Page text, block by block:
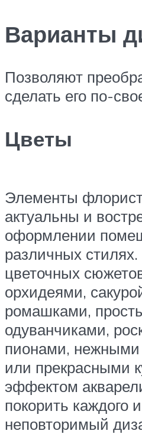
Варианты
Позволяют
сделать его по-
Цветы
Элементы
актуальны и
оформлении
различных
цветочных
орхидеями,
ромашками,
одуванчиками,
пионами,
или прекрасными
эффектом
покорить каждого
неповторимый